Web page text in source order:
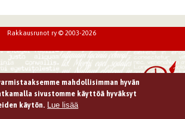
Rakkausrunot ry © 2003-2026
mahdollisimman hyvän
sivustomme käyttöä hyväksyt
käytön. Lue lisää